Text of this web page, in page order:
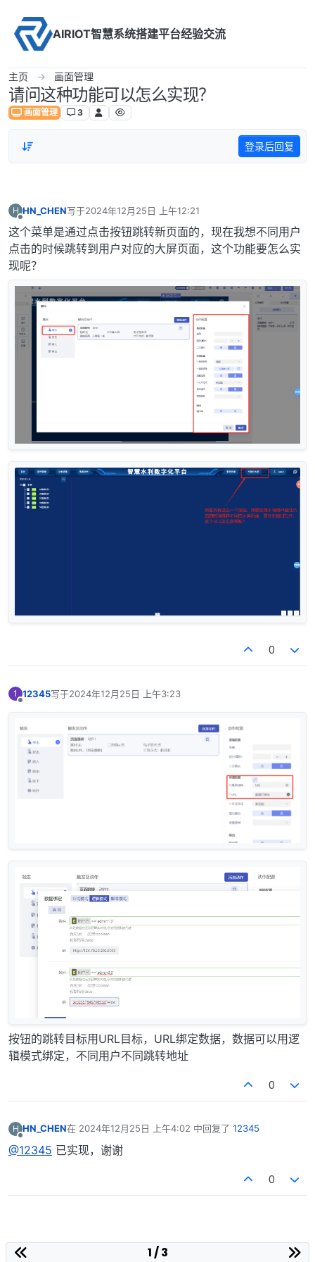
AIRIOT智慧系统搭建平台经验交流
主页 画面管理
请问这种功能可以怎么实现？
画面管理 3
登录后回复
H
离线
HN_CHEN写于2024年12月25日 上午12:21
最后由 编辑
这个菜单是通过点击按钮跳转新页面的，现在我想不同用户
点击的时候跳转到用户对应的大屏页面，这个功能要怎么实
现呢？
0
1 12345写于2024年12月25日 上午3:23
最后由 编辑
按钮的跳转目标用URL目标，URL绑定数据，数据可以用逻
辑模式绑定，不同用户不同跳转地址
0
H HN_CHEN在 2024年12月25日 上午4:02 中回复了 12345
最后由 编辑
@12345 已实现，谢谢
0
1 / 3